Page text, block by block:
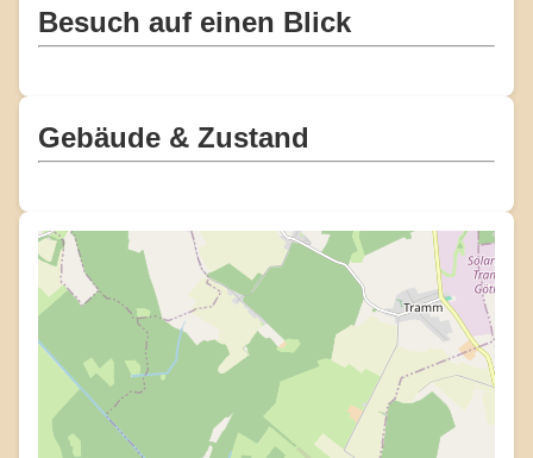
Besuch auf einen Blick
Gebäude & Zustand